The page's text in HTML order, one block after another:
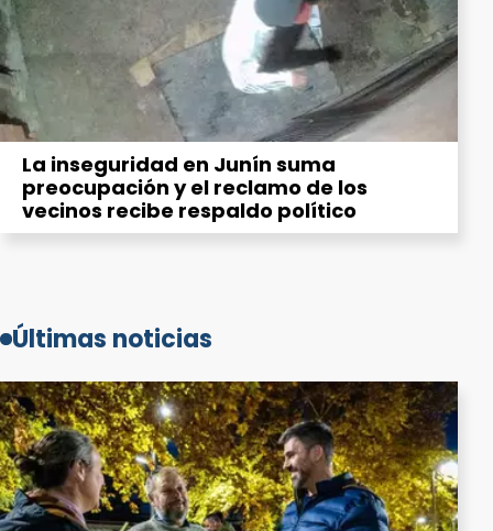
La inseguridad en Junín suma
preocupación y el reclamo de los
vecinos recibe respaldo político
Últimas noticias